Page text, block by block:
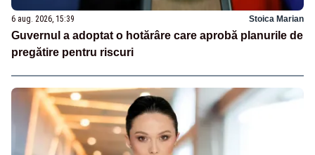
6 aug. 2026, 15:39 Stoica Marian
Guvernul a adoptat o hotărâre care aprobă planurile de
pregătire pentru riscuri